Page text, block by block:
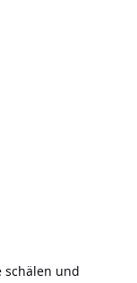
schälen und